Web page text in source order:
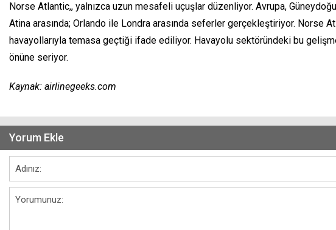
Norse Atlantic,, yalnızca uzun mesafeli uçuşlar düzenliyor. Avrupa,
Atina arasında; Orlando ile Londra arasında seferler gerçekleştiriyor. Norse
havayollarıyla temasa geçtiği ifade ediliyor. Havayolu sektöründeki bu
önüne seriyor.
Kaynak: airlinegeeks.com
Yorum Ekle